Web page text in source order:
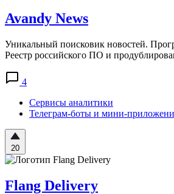
Avandy News
Уникальный поисковик новостей.
Реестр российского ПО и
4
Сервисы аналитики
Телеграм-боты и мини-
20
Flang Delivery